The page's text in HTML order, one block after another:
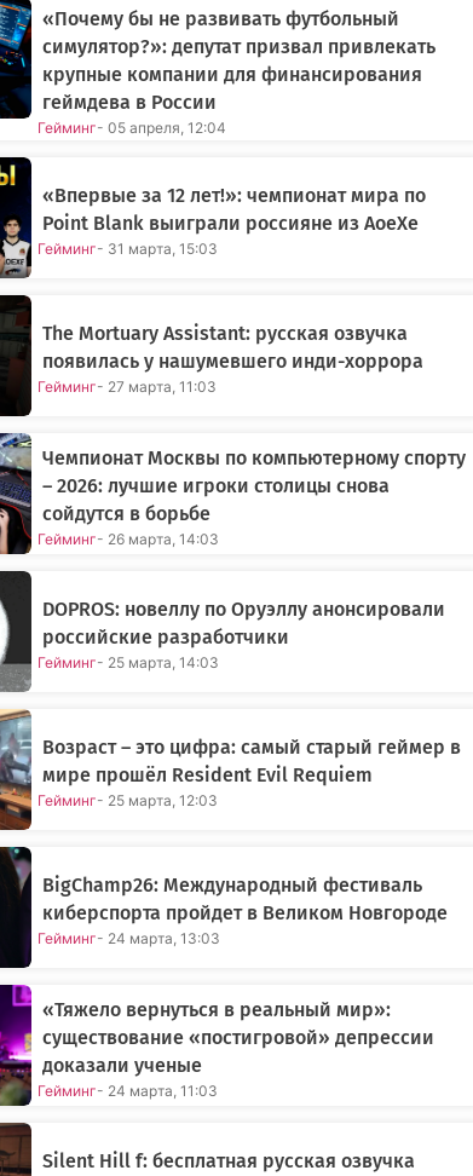
«Почему бы не развивать футбольный
симулятор?»: депутат призвал привлекать
крупные компании для финансирования
геймдева в России
Гейминг- 05 апреля, 12:04
«Впервые за 12 лет!»: чемпионат мира по
Point Blank выиграли россияне из AoeXe
Гейминг- 31 марта, 15:03
The Mortuary Assistant: русская озвучка
появилась у нашумевшего инди-хоррора
Гейминг- 27 марта, 11:03
Чемпионат Москвы по компьютерному спорту
– 2026: лучшие игроки столицы снова
сойдутся в борьбе
Гейминг- 26 марта, 14:03
DOPROS: новеллу по Оруэллу анонсировали
российские разработчики
Гейминг- 25 марта, 14:03
Возраст – это цифра: самый старый геймер в
мире прошёл Resident Evil Requiem
Гейминг- 25 марта, 12:03
BigChamp26: Международный фестиваль
киберспорта пройдет в Великом Новгороде
Гейминг- 24 марта, 13:03
«Тяжело вернуться в реальный мир»:
существование «постигровой» депрессии
доказали ученые
Гейминг- 24 марта, 11:03
Silent Hill f: бесплатная русская озвучка